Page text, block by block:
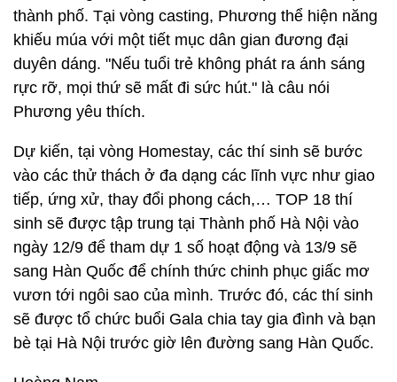
thành phố. Tại vòng casting, Phương thể hiện năng
khiếu múa với một tiết mục dân gian đương đại
duyên dáng. "Nếu tuổi trẻ không phát ra ánh sáng
rực rỡ, mọi thứ sẽ mất đi sức hút." là câu nói
Phương yêu thích.
Dự kiến, tại vòng Homestay, các thí sinh sẽ bước
vào các thử thách ở đa dạng các lĩnh vực như giao
tiếp, ứng xử, thay đổi phong cách,… TOP 18 thí
sinh sẽ được tập trung tại Thành phố Hà Nội vào
ngày 12/9 để tham dự 1 số hoạt động và 13/9 sẽ
sang Hàn Quốc để chính thức chinh phục giấc mơ
vươn tới ngôi sao của mình. Trước đó, các thí sinh
sẽ được tổ chức buổi Gala chia tay gia đình và bạn
bè tại Hà Nội trước giờ lên đường sang Hàn Quốc.